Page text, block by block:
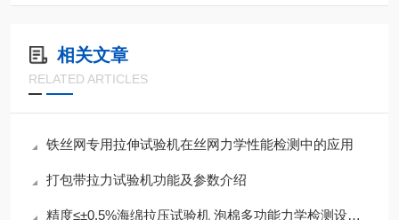
相关文章
RELATED ARTICLES
铁丝网专用拉伸试验机在丝网力学性能检测中的应用
打包带拉力试验机功能及参数介绍
精度≤±0.5%海绵拉压试验机 泡棉多功能力学检测设备参数一览